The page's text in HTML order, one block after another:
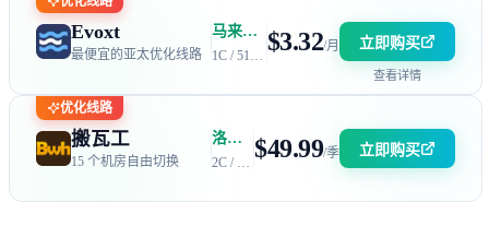
Evoxt
最便宜的亚太优化线路
马来西亚 | 电信 GIA + 联通 9929 | 优惠码：AFF2377-DEV
1C / 512MB / 5GB SSD / 150GB 流量 $3.32/月 立即购买
查看详情
优化线路
搬瓦工
15 个机房自由切换
洛杉矶 DC6 机房 | 电信 / 联通 CN2 GIA + 移动 CMIN2
2C / 2GB / 40GB SSD / 2.5TB 流量 $49.99/季 立即购买